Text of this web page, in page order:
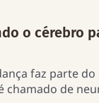
o cérebro
faz parte
chamado de